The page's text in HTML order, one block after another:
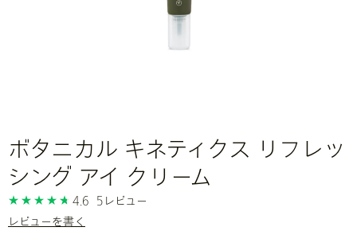
ボタニカル キネティクス リフレッ
シング アイ クリーム
4.6 5レビュー
レビューを書く